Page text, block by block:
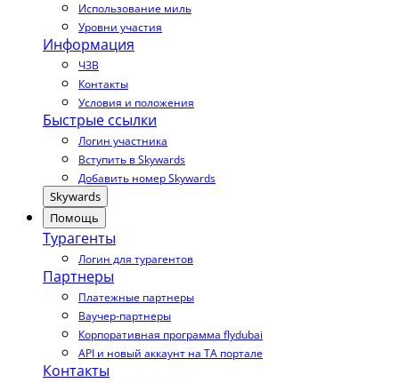
Использование миль
Уровни участия
Информация
ЧЗВ
Контакты
Условия и положения
Быстрые ссылки
Логин участника
Вступить в Skywards
Добавить номер Skywards
Skywards
Помощь
Турагенты
Логин для турагентов
Партнеры
Платежные партнеры
Ваучер-партнеры
Корпоративная программа flydubai
API и новый аккаунт на TA портале
Контакты